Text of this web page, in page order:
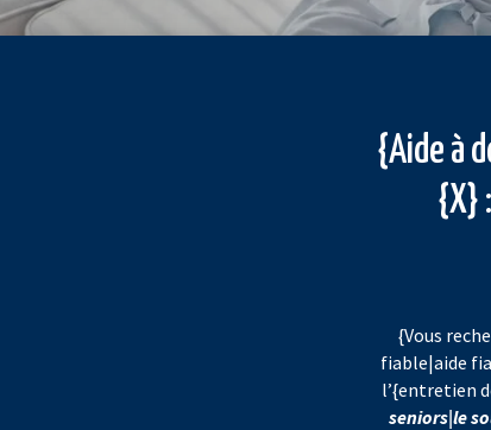
{Aide à
{X}
{Vous
fiable|aide
l’{entretien
seniors|le